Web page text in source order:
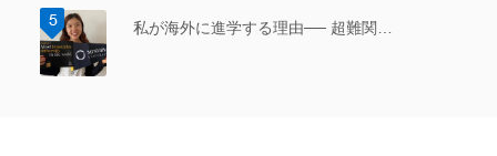
私が海外に進学する理由── 超難関…